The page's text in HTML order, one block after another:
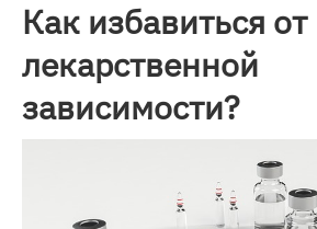
Как избавиться от
лекарственной
зависимости?